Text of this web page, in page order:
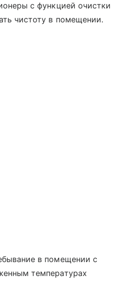
с функцией очистки
чистоту в помещении.
в помещении с
температурах